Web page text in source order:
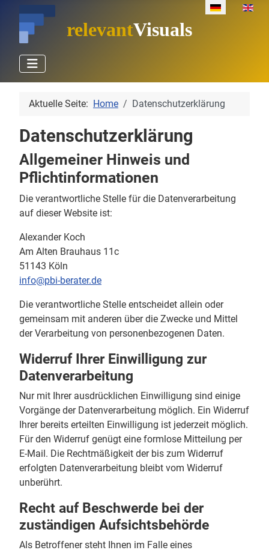
Sprache
relevantVisuals
Aktuelle Seite: Home Datenschutzerklärung
Datenschutzerklärung
Allgemeiner Hinweis und
Pflichtinformationen
Die verantwortliche Stelle für die Datenverarbeitung
auf dieser Website ist:
Alexander Koch
Am Alten Brauhaus 11c
51143 Köln
info@pbi-berater.de
Die verantwortliche Stelle entscheidet allein oder
gemeinsam mit anderen über die Zwecke und Mittel
der Verarbeitung von personenbezogenen Daten.
Widerruf Ihrer Einwilligung zur
Datenverarbeitung
Nur mit Ihrer ausdrücklichen Einwilligung sind einige
Vorgänge der Datenverarbeitung möglich. Ein Widerruf
Ihrer bereits erteilten Einwilligung ist jederzeit möglich.
Für den Widerruf genügt eine formlose Mitteilung per
E-Mail. Die Rechtmäßigkeit der bis zum Widerruf
erfolgten Datenverarbeitung bleibt vom Widerruf
unberührt.
Recht auf Beschwerde bei der
zuständigen Aufsichtsbehörde
Als Betroffener steht Ihnen im Falle eines